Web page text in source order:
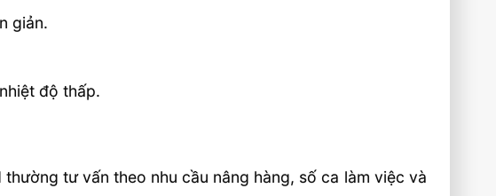
giản.
độ thấp.
tư vấn theo nhu cầu nâng hàng, số ca làm việc và